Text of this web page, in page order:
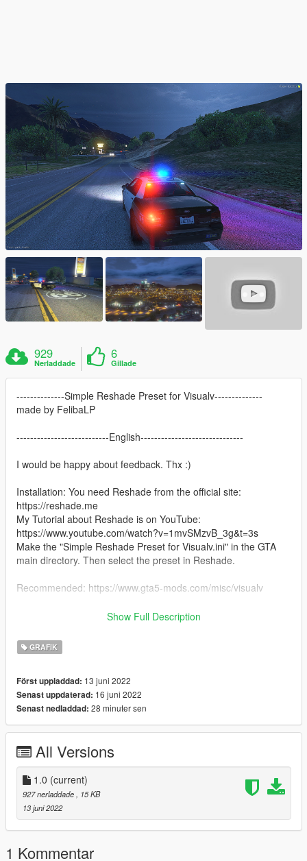
929
Nerladdade
6
Gillade
--------------Simple Reshade Preset for Visualv--------------
made by FelibaLP
---------------------------English------------------------------
I would be happy about feedback. Thx :)
Installation: You need Reshade from the official site:
https://reshade.me
My Tutorial about Reshade is on YouTube:
https://www.youtube.com/watch?v=1mvSMzvB_3g&t=3s
Make the "Simple Reshade Preset for Visualv.ini" in the GTA
main directory. Then select the preset in Reshade.
Recommended: https://www.gta5-mods.com/misc/visualv
Please do not reupload.
----------------------------Deutsch-----------------------------
Installation: Du brauchst Reshade von der offiziellen Seite:
https://reshade.me
Mein Tutorial über Reshade ist auf YouTube:
Macht die "Simple Reshade Preset for Visualv.ini" in das GTA
Hauptverzeichnis. Wähle dann das Preset in Reshade aus.
Empfohlen: https://de.gta5-mods.com/misc/visualv
Bitte nicht Reauploaden
----------------------------Русский-----------------------------
Show Full Description
GRAFIK
Först uppladdad: 13 juni 2022
Senast uppdaterad: 16 juni 2022
Senast nedladdad: 28 minuter sen
All Versions
1.0 (current)
927 nerladdade
, 15 KB
13 juni 2022
1 Kommentar